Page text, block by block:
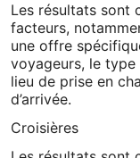
Les résultats sont
facteurs,
une offre
voyageurs, le
lieu de prise en
d’arrivée.
Croisières